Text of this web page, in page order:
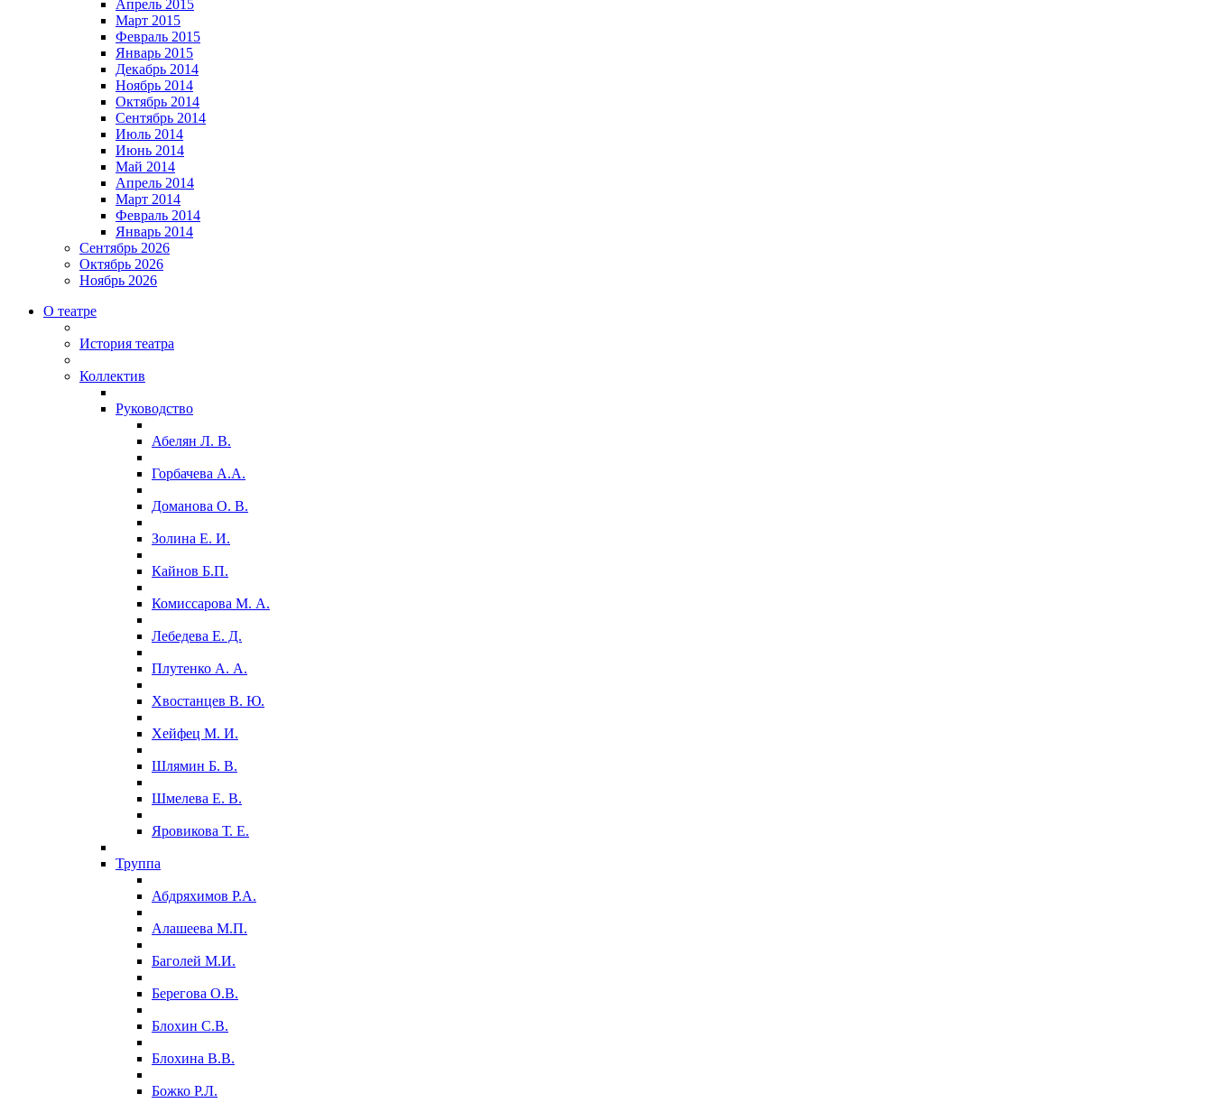
Апрель 2015
Март 2015
Февраль 2015
Январь 2015
Декабрь 2014
Ноябрь 2014
Октябрь 2014
Сентябрь 2014
Июль 2014
Июнь 2014
Май 2014
Апрель 2014
Март 2014
Февраль 2014
Январь 2014
Сентябрь 2026
Октябрь 2026
Ноябрь 2026
О театре
История театра
Коллектив
Руководство
Абелян Л. В.
Горбачева А.А.
Доманова О. В.
Золина Е. И.
Кайнов Б.П.
Комиссарова М. А.
Лебедева Е. Д.
Плутенко А. А.
Хвостанцев В. Ю.
Хейфец М. И.
Шлямин Б. В.
Шмелева Е. В.
Яровикова Т. Е.
Труппа
Абдряхимов Р.А.
Алашеева М.П.
Баголей М.И.
Берегова О.В.
Блохин С.В.
Блохина В.В.
Божко Р.Л.